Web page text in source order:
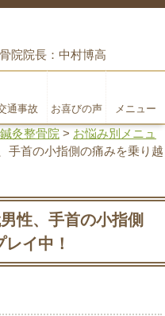
院院長：中村博高
通事故 お喜びの声 メニュー
灸整骨院 > お悩み別メニュ
手首の小指側の痛みを乗り越
性、手首の小指側
イ中！